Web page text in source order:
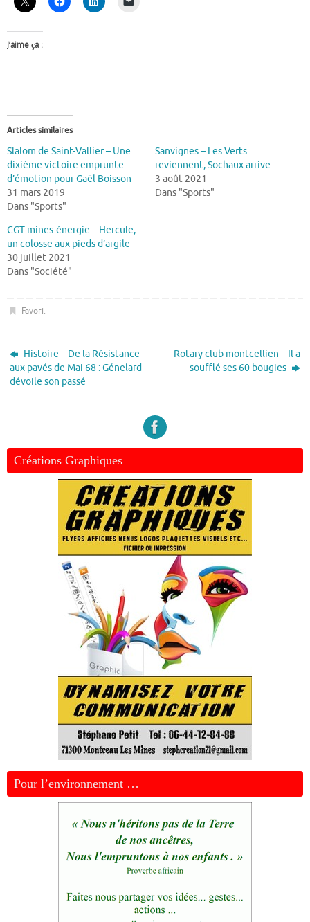
J’aime ça :
Articles similaires
Slalom de Saint-Vallier – Une
dixième victoire emprunte
d’émotion pour Gaël Boisson
31 mars 2019
Dans "Sports"
Sanvignes – Les Verts
reviennent, Sochaux arrive
3 août 2021
Dans "Sports"
CGT mines-énergie – Hercule,
un colosse aux pieds d’argile
30 juillet 2021
Dans "Société"
Favori.
Histoire – De la Résistance
aux pavés de Mai 68 : Génelard
dévoile son passé
Rotary club montcellien – Il a
soufflé ses 60 bougies
Créations Graphiques
Pour l’environnement …